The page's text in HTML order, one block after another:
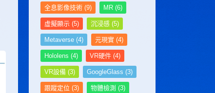
健康管理师考试网
健康照护师考试网
健身教练网
江苏英才教育网
江苏英才培训网
江苏英才职业技能鉴定集团
金融分析师考试网
经济师考试网
景观设计师考试网
全息影像技術 (9) MR (6)
虛擬顯示 (5) 沉浸感 (5)
Metaverse (4) 元現實 (4)
Hololens (4) VR硬件 (4)
VR設備 (3) GoogleGlass (3)
跟蹤定位 (3) 物體檢測 (3)